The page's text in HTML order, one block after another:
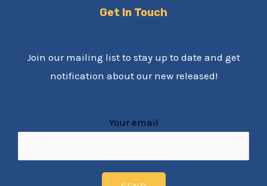
Get In Touch
Join our mailing list to stay up to date and get
notification about our new released!
Your email